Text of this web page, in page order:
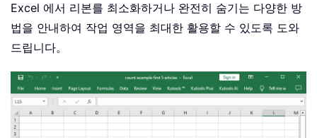
Excel 에서 리본를 최소화하거나 완전히 숨기는 다양한 방
법을 안내하여 작업 영역을 최대한 활용할 수 있도록 도와
드립니다。